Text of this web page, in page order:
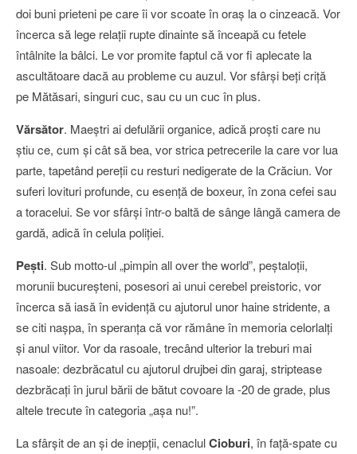
doi buni prieteni pe care îi vor scoate în oraş la o cinzeacă. Vor
încerca să lege relaţii rupte dinainte să înceapă cu fetele
întâlnite la bâlci. Le vor promite faptul că vor fi aplecate la
ascultătoare dacă au probleme cu auzul. Vor sfârşi beţi criţă
pe Mătăsari, singuri cuc, sau cu un cuc în plus.
Vărsător. Maeştri ai defulării organice, adică proşti care nu
ştiu ce, cum şi cât să bea, vor strica petrecerile la care vor lua
parte, tapetând pereţii cu resturi nedigerate de la Crăciun. Vor
suferi lovituri profunde, cu esenţă de boxeur, în zona cefei sau
a toracelui. Se vor sfârşi într-o baltă de sânge lângă camera de
gardă, adică în celula poliţiei.
Peşti. Sub motto-ul „pimpin all over the world”, peştaloţii,
morunii bucureşteni, posesori ai unui cerebel preistoric, vor
încerca să iasă în evidenţă cu ajutorul unor haine stridente, a
se citi naşpa, în speranţa că vor rămâne în memoria celorlalţi
şi anul viitor. Vor da rasoale, trecând ulterior la treburi mai
nasoale: dezbrăcatul cu ajutorul drujbei din garaj, striptease
dezbrăcaţi în jurul bării de bătut covoare la -20 de grade, plus
altele trecute în categoria „aşa nu!”.
La sfârşit de an şi de inepţii, cenaclulCioburi, în faţă-spate cu